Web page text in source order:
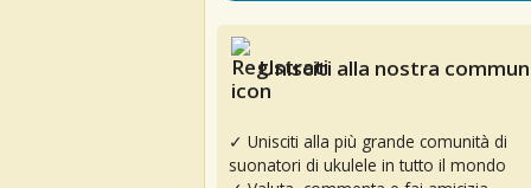
Unisciti alla nostra
✓ Unisciti alla più grande comunità di
suonatori di ukulele in tutto il mondo